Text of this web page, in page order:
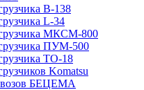
B-138
L-34
МКСМ-800
ПУМ-500
ТО-18
Komatsu
БЕЦЕМА